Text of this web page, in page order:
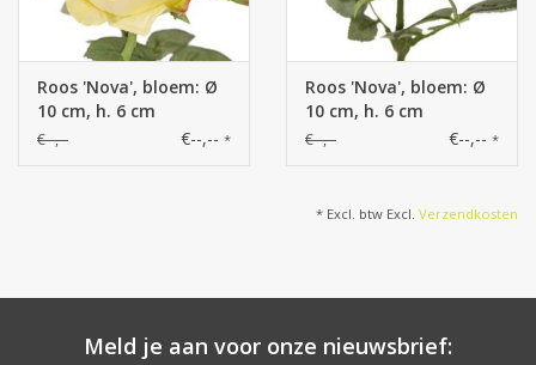
Roos 'Nova', bloem: Ø
10 cm, h. 6 cm
€--,-- €--,-- *
Roos 'Nova', bloem: Ø
10 cm, h. 6 cm
€--,-- €--,-- *
* Excl. btw Excl. Verzendkosten
Meld je aan voor onze nieuwsbrief: